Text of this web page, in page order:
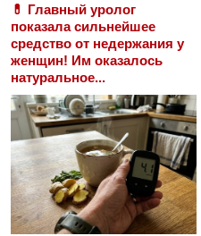
💊 Главный уролог
показала сильнейшее
средство от недержания у
женщин! Им оказалось
натуральное...